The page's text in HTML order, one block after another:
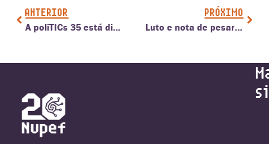
ANTERIOR
A poliTICs 35 está disponível para leitura!
PRÓXIMO
Luto e nota de pesar por Paulo Lima